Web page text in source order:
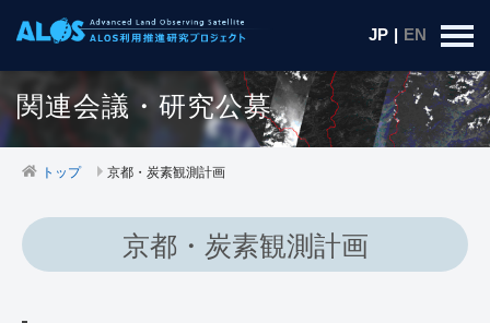
JP | EN
関連会議・研究公募
トップ 京都・炭素観測計画
京都・炭素観測計画